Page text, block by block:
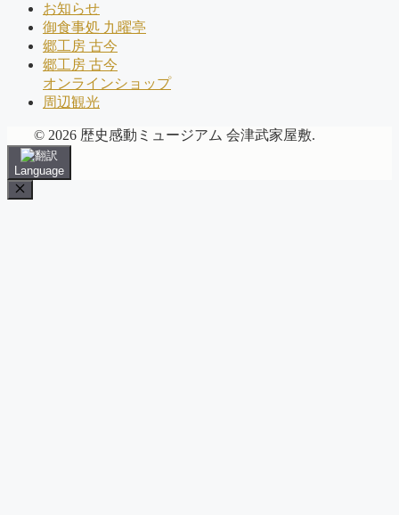
お知らせ
御食事処 九曜亭
郷工房 古今
郷工房 古今
オンラインショップ
周辺観光
© 2026 歴史感動ミュージアム 会津武家屋敷.
Language
Close